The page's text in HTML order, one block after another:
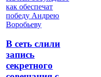
В сеть слили
запись
секретного